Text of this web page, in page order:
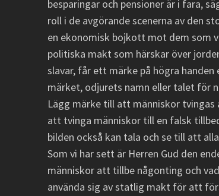
besparingar och pensioner är i fara,
roll i de avgörande scenerna av den
en ekonomisk bojkott mot dem som
politiska makt som härskar över
slavar, får ett märke på högra
märket, odjurets namn eller talet för
Lägg märke till att människor
att tvinga människor till en falsk
bilden också kan tala och se till att
Som vi har sett är Herren Gud den
människor att tillbe någonting och
använda sig av statlig makt för att